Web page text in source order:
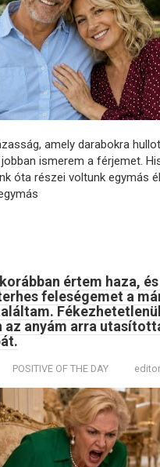
amely darabokra
ismerem a férjemet.
óta részei voltunk egymás
értem haza,
feleségemet a
az anyám arra
POSITIVE OF THE DAY editor